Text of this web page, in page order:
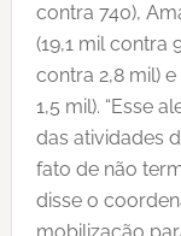
contra 740),
(19,1 mil contra
contra 2,8 mil)
1,5 mil). “Esse
das atividades
fato de não
disse o